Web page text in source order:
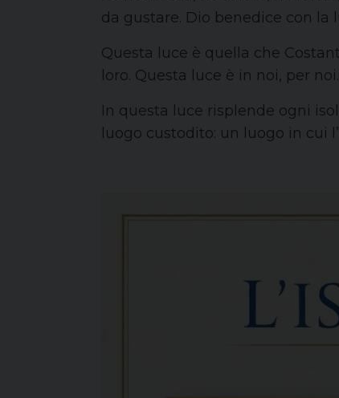
da gustare. Dio benedice con la
Questa luce è quella che
loro. Questa luce è in noi, per noi.
In questa luce risplende ogni
luogo custodito: un luogo in cui